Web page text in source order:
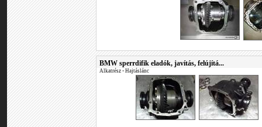
BMW sperrdifik eladók, javítás, felújítá...
Alkatrész • Hajtáslánc